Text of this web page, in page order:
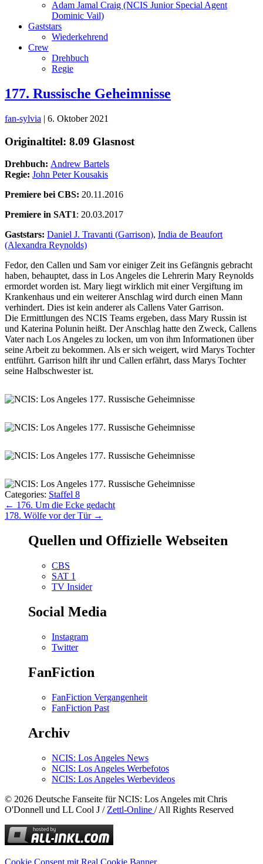
Adam Jamal Craig (NCIS Junior Special Agent
Dominic Vail)
Gaststars
Wiederkehrend
Crew
Drehbuch
Regie
177. Russische Geheimnisse
fan-sylvia | 6. Oktober 2021
Originaltitel: 8.09 Glasnost
Drehbuch: Andrew Bartels
Regie: John Peter Kousakis
Premiere bei CBS: 20.11.2016
Premiere in SAT1: 20.03.2017
Gaststars: Daniel J. Travanti (Garrison), India de Beaufort
(Alexandra Reynolds)
Fedor, den Callen und Sam vor einiger Zeit ins Gefängnis gebracht
haben, behauptet, dass in Los Angeles die Lehrerin Mary Reynolds
ermordet worden ist. Mary liegt wirklich mit einer Vergiftung im
Krankenhaus und ein weiterer Anschlag wird durch einen Mann
verhindert. Dies ist kein anderer als Callens Vater Garrison.
Die Ermittlungen des NCIS Teams ergeben, dass Mary Russin ist
und Katerina Polunin heißt. Der Anschlag hatte den Zweck, Callens
Vater nach Los Angeles zu locken, um von ihm Informationen über
seine Arbeit zu bekommen. Als er sich weigert, wird Marys Tochter
entführt. Garrison hilft ihr und Callen erfährt, dass Marys Tochter
seine Halbschwester ist.
Categories: Staffel 8
Beitragsnavigation
← 176. Um die Ecke gedacht
178. Wölfe vor der Tür →
Quellen und Offizielle Webseiten
CBS
SAT 1
TV Insider
Social Media
Instagram
Twitter
FanFiction
FanFiction Vergangenheit
FanFiction Past
Archiv
NCIS: Los Angeles News
NCIS: Los Angeles Werbefotos
NCIS: Los Angeles Werbevideos
© 2026 Deutsche Fanseite für NCIS: Los Angeles mit Chris
O'Donnell und LL Cool J / Zettl-Online / All Rights Reserved
Cookie Consent mit Real Cookie Banner